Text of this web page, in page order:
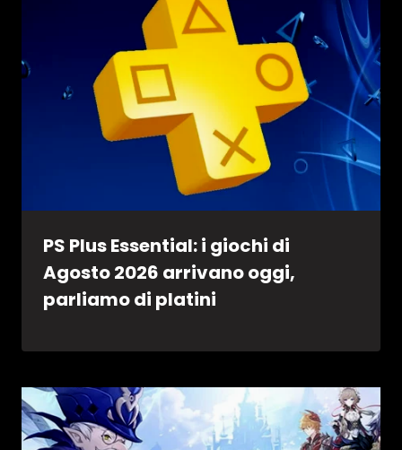
PS Plus Essential: i giochi di
Agosto 2026 arrivano oggi,
parliamo di platini